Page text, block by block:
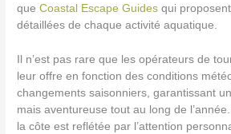
queCoastal Escape Guides qui
détaillées de chaque activité aquatique.
Il n’est pas rare que les opérateurs de
leur offre en fonction des conditions
changements saisonniers, garantissant
mais aventureuse tout au long de
la côte est reflétée par l’attention